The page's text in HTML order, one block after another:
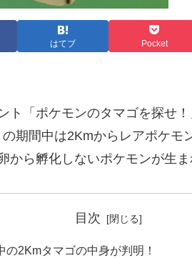
はてブ Pocket
ト「ポケモンのタマゴを探せ
期間中は2Kmからレアポケモ
から孵化しないポケモンが生ま
目次
の2Kmタマゴの中身が判明！